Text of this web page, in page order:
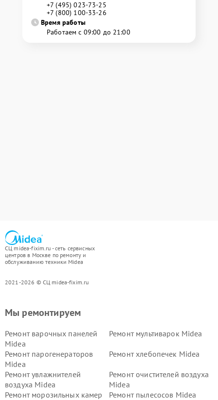
+7 (495) 023-73-25
+7 (800) 100-33-26
Время работы
Работаем с 09:00 до 21:00
СЦ midea-fixim.ru - сеть сервисных
центров в Москве по ремонту и
обслуживанию техники Midea
2021-2026 © СЦ midea-fixim.ru
Мы ремонтируем
Ремонт варочных панелей
Midea
Ремонт мультиварок Midea
Ремонт парогенераторов
Midea
Ремонт хлебопечек Midea
Ремонт увлажнителей
воздуха Midea
Ремонт очистителей воздуха
Midea
Ремонт морозильных камер
Ремонт пылесосов Midea